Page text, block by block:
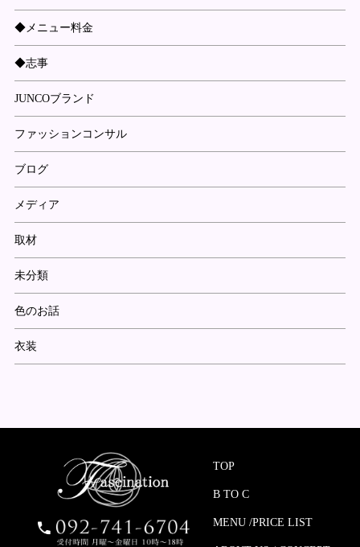
◆メニュー料金
◆志事
JUNCOブランド
ファッションコンサル
ブログ
メディア
取材
未分類
色のお話
衣装
TOP
B TO C
MENU /PRICE LIST